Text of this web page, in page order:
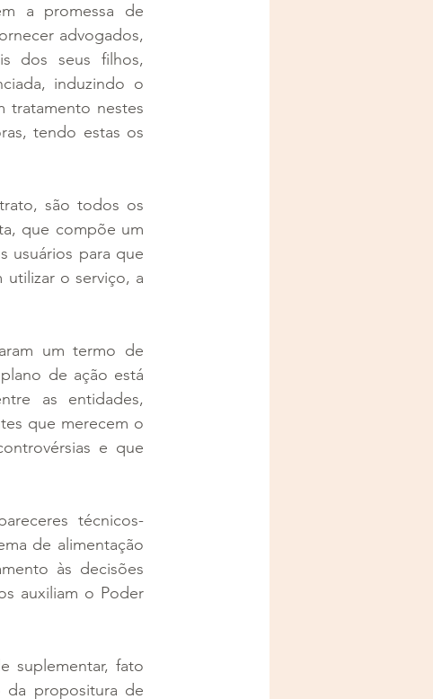
a promessa de
advogados,
dos seus filhos,
induzindo o
tratamento nestes
tendo estas os
são todos os
que compõe um
usuários para que
utilizar o serviço, a
um termo de
de ação está
as entidades,
que merecem o
e que
técnicos-
de alimentação
às decisões
auxiliam o Poder
suplementar, fato
da propositura de